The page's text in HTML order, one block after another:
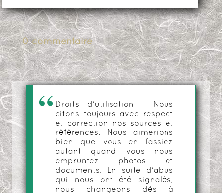
0 commentaire
Droits d'utilisation - Nous
citons toujours avec respect
et correction nos sources et
références. Nous aimerions
bien que vous en fassiez
autant quand vous nous
empruntez photos et
documents. En suite d'abus
qui nous ont été signalés,
nous changeons dès à